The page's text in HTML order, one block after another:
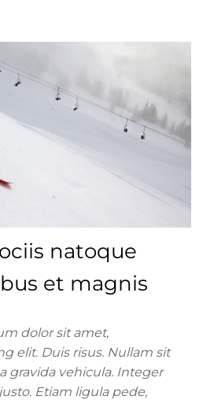
natoque
et magnis
dolor sit amet,
elit. Duis risus. Nullam sit
gravida vehicula. Integer
Etiam ligula pede,